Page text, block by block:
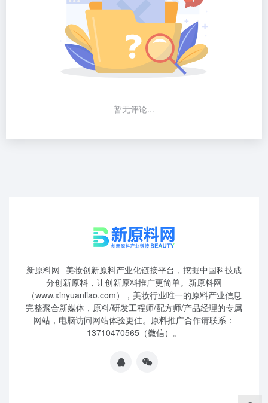
暂无评论...
新原料网--美妆创新原料产业化链接平台，挖掘中国科技成
分创新原料，让创新原料推广更简单。新原料网
（www.xinyuanliao.com），美妆行业唯一的原料产业信息
完整聚合新媒体，原料/研发工程师/配方师/产品经理的专属
网站，电脑访问网站体验更佳。原料推广合作请联系：
13710470565（微信）。